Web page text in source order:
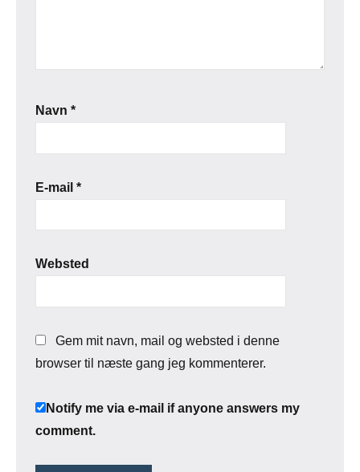
Navn *
E-mail *
Websted
Gem mit navn, mail og websted i denne
browser til næste gang jeg kommenterer.
Notify me via e-mail if anyone answers my
comment.